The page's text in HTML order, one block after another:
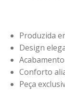
Produzida
Design
Conforto
Peça